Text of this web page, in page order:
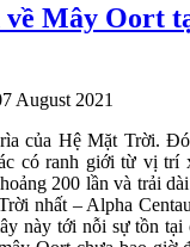
về Mây Oort
August 2021
của Hệ Mặt Trời.
có ranh giới từ vị trí
200 lần và trải
nhất – Alpha
này tới nỗi sự tồn